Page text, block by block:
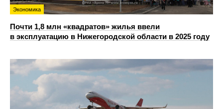
Экономика
Почти 1,8 млн «квадратов» жилья ввели
в эксплуатацию в Нижегородской области в 2025 году